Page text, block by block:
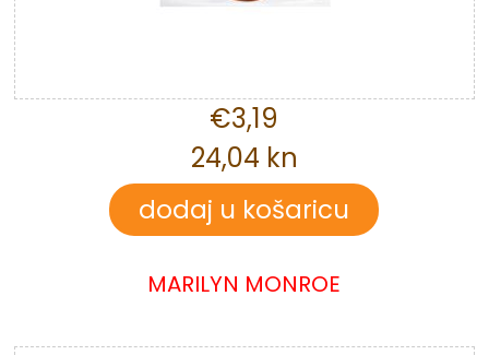
€3,19
24,04 kn
MARILYN MONROE